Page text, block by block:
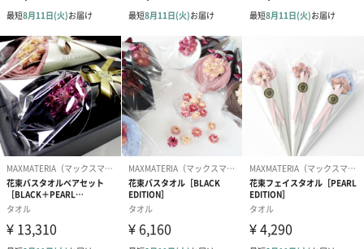
ないでください。
●除毛・脱毛直後や肌に赤み・かゆみ・刺激・はれ・色
抜け（白斑等)や黒ずみ等の異常がある部位、目や粘膜
付近に触れる箇所、顔や粘膜にはご使用にならないで
ください。
●本品がこぼれたら、すぐに拭き取ってください。家具
や機器などの変色や故障の原因となる場合がありま
す。
●万一目に入った場合は、すぐに水で洗い流し、飲み込
んだ場合は、すぐに水を飲むなど応急処置を行い、医
師にご相談ください。
●内容成分により刺激を感じることがありますが、気分
が悪くなった時、または皮膚に異常があらわれた時は
ご使用を中止し医師にご相談ください。そのままご使
用を続けますと症状が悪化することがあります。
●香料の性質上、時間の経過とともに色味や香りが変わ
る場合がありますが、品質に問題はありません。